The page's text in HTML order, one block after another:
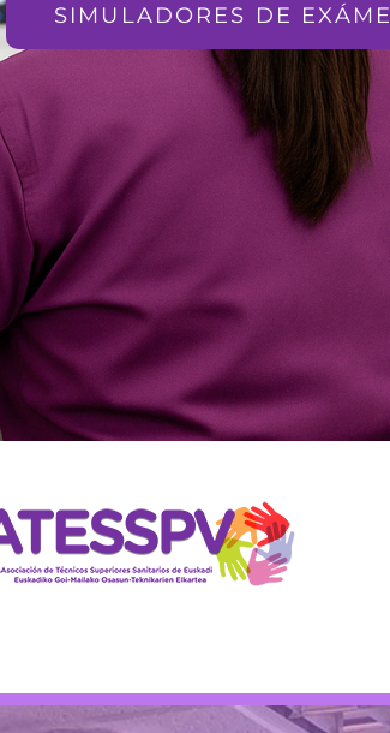
SIMULADORES DE